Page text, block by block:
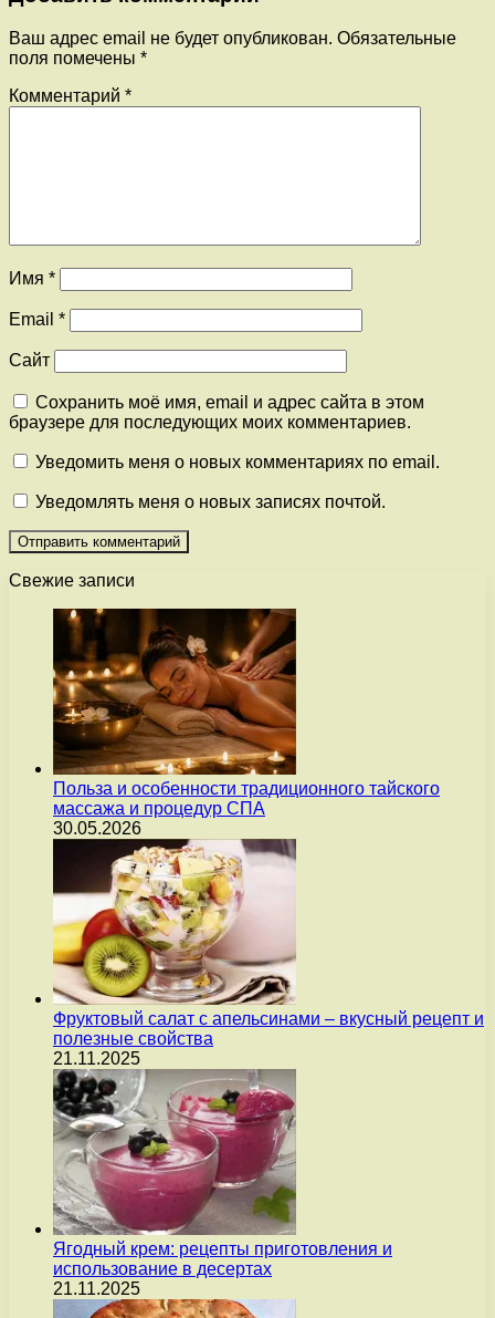
Ваш адрес email не будет опубликован. Обязательные
поля помечены *
Комментарий *
Имя *
Email *
Сайт
Сохранить моё имя, email и адрес сайта в этом
браузере для последующих моих комментариев.
Уведомить меня о новых комментариях по email.
Уведомлять меня о новых записях почтой.
Свежие записи
Польза и особенности традиционного тайского
массажа и процедур СПА
30.05.2026
Фруктовый салат с апельсинами – вкусный рецепт и
полезные свойства
21.11.2025
Ягодный крем: рецепты приготовления и
использование в десертах
21.11.2025